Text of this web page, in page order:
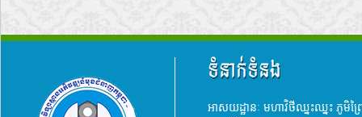
ទំនាក់ទំនង
អាសយដ្ឋានៈ មហាវិថីឈ្នះឈ្នះ ភូមិ